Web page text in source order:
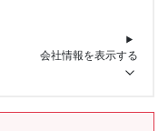
会社情報を表示する